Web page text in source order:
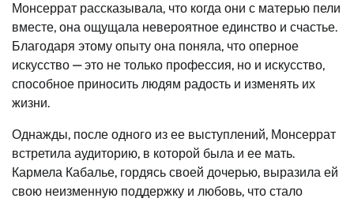
Монсеррат рассказывала, что когда они с матерью пели
вместе, она ощущала невероятное единство и счастье.
Благодаря этому опыту она поняла, что оперное
искусство — это не только профессия, но и искусство,
способное приносить людям радость и изменять их
жизни.
Однажды, после одного из ее выступлений, Монсеррат
встретила аудиторию, в которой была и ее мать.
Кармела Кабалье, гордясь своей дочерью, выразила ей
свою неизменную поддержку и любовь, что стало